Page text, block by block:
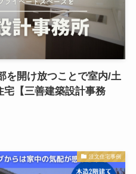
を開け放つことで室内/土
宅【三善建築設計事務
注文住宅事例